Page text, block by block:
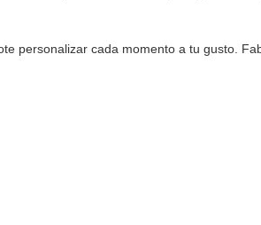
personalizar cada momento a tu gusto.